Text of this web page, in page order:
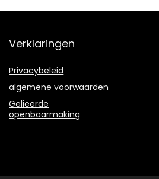
Verklaringen
Privacybeleid
algemene voorwaarden
Gelieerde
openbaarmaking